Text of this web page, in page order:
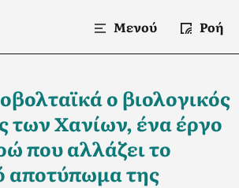
Μενού Ροή
ο βιολογικός
των Χανίων, ένα έργο
που αλλάζει το
αποτύπωμα της